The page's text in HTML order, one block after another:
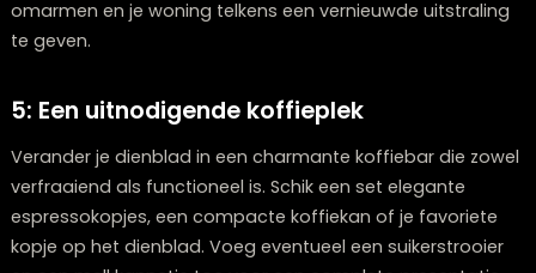
erg sfeervol.
bloesem onmiddellijk de frisse vitaliteit van het
kleine zomerse snuisterijen toevoegen om een
sfeerte creëren, zelfs als je thuisblijft.
Door je dienblad met regelmaat aan te passen aan